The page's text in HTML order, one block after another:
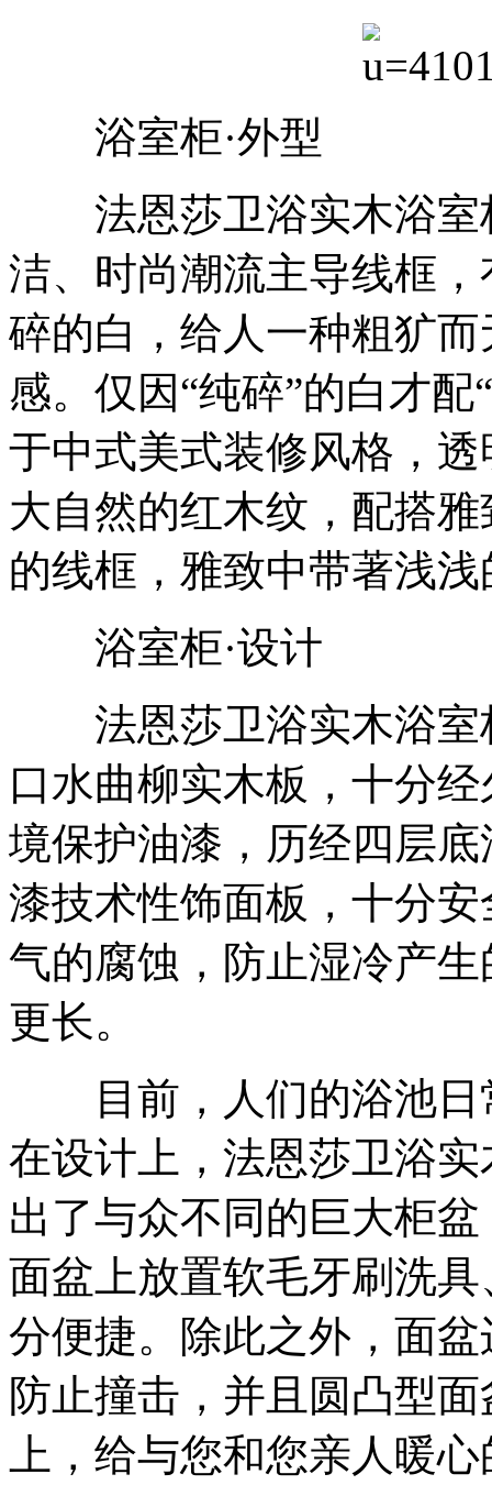
浴室柜·外型
法恩莎卫浴实木浴室
洁、时尚潮流主导线框
碎的白，给人一种粗犷
感。仅因“纯碎”的白才
于中式美式装修风格，
大自然的红木纹，配搭
的线框，雅致中带著浅
浴室柜·设计
法恩莎卫浴实木浴室
口水曲柳实木板，十分
境保护油漆，历经四层
漆技术性饰面板，十分
气的腐蚀，防止湿冷产
更长。
目前，人们的浴池日
在设计上，法恩莎卫浴
出了与众不同的巨大柜
面盆上放置软毛牙刷洗
分便捷。除此之外，面
防止撞击，并且圆凸型
上，给与您和您亲人暖